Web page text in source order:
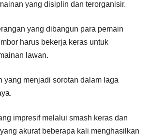
yang disiplin dan terorganisir.
yang dibangun para pemain
harus bekerja keras untuk
lawan.
yang menjadi sorotan dalam laga
impresif melalui smash keras dan
akurat beberapa kali menghasilkan